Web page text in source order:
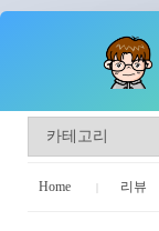
Home 리뷰